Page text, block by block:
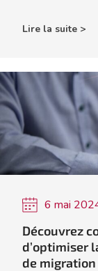
Lire la suite >
6 mai
Découvrez
d’optimiser
de migration